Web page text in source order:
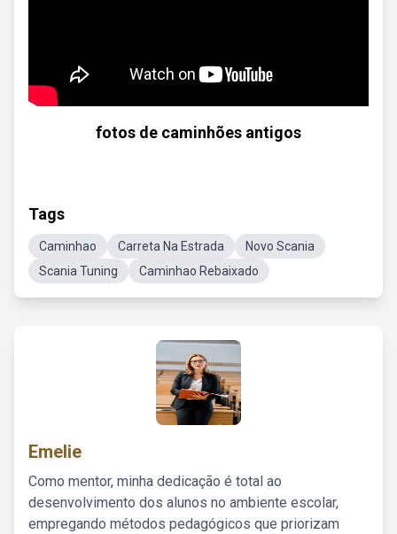
fotos de caminhões antigos
Tags
Caminhao Carreta Na Estrada
Novo Scania
Scania Tuning
Caminhao Rebaixado
Emelie
Como mentor, minha dedicação é total ao
desenvolvimento dos alunos no ambiente escolar,
empregando métodos pedagógicos que priorizam